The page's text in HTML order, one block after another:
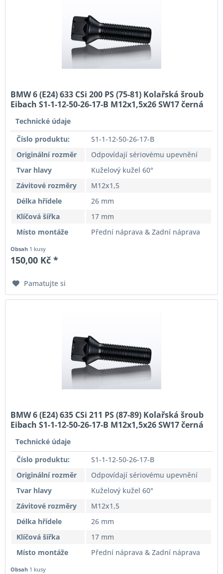
BMW 6 (E24) 633 CSi 200 PS (75-81) Kolařská šroub
Eibach S1-1-12-50-26-17-B M12x1,5x26 SW17 černá
Technické údaje
Číslo produktu:
S1-1-12-50-26-17-B
Originální rozměr
Odpovídají sériovému upevnění
Tvar hlavy
Kuželový kužel 60°
Závitové rozměry
M12x1,5
Délka hřídele
26 mm
Klíčová šířka
17 mm
Místo montáže
Přední náprava & Zadní náprava
Obsah 1 kusy
150,00 Kč *
Pamatujte si
BMW 6 (E24) 635 CSi 211 PS (87-89) Kolařská šroub
Eibach S1-1-12-50-26-17-B M12x1,5x26 SW17 černá
Technické údaje
Číslo produktu:
S1-1-12-50-26-17-B
Originální rozměr
Odpovídají sériovému upevnění
Tvar hlavy
Kuželový kužel 60°
Závitové rozměry
M12x1,5
Délka hřídele
26 mm
Klíčová šířka
17 mm
Místo montáže
Přední náprava & Zadní náprava
Obsah 1 kusy